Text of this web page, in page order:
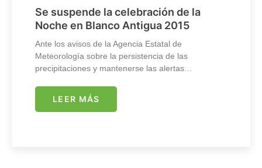
Se suspende la celebración de la
Noche en Blanco Antigua 2015
Ante los avisos de la Agencia Estatal de
Meteorología sobre la persistencia de las
precipitaciones y mantenerse las alertas…
LEER MÁS